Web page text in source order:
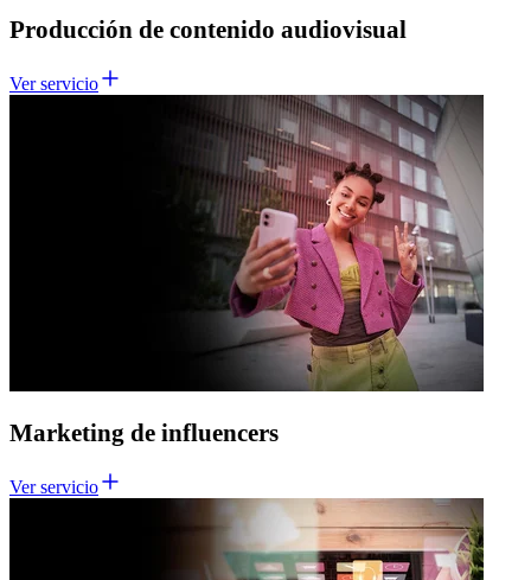
Producción de contenido audiovisual
Ver servicio
Marketing de influencers
Ver servicio